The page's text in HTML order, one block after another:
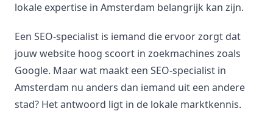
lokale expertise in Amsterdam belangrijk kan zijn.
Een SEO-specialist is iemand die ervoor zorgt dat
jouw website hoog scoort in zoekmachines zoals
Google. Maar wat maakt een SEO-specialist in
Amsterdam nu anders dan iemand uit een andere
stad? Het antwoord ligt in de lokale marktkennis.